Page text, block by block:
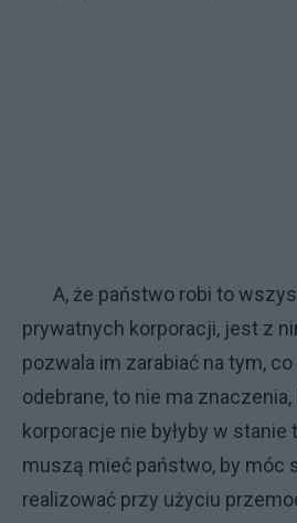
A, że państwo robi to
prywatnych korporacji, jest z
pozwala im zarabiać na tym,
odebrane, to nie ma
korporacje nie byłyby w stanie
muszą mieć państwo, by móc
realizować przy użyciu